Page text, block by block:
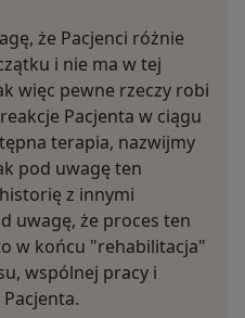
że Pacjenci różnie
i nie ma w tej
więc pewne rzeczy robi
Pacjenta w ciągu
terapia, nazwijmy
pod uwagę ten
z innymi
uwagę, że proces ten
w końcu "rehabilitacja"
wspólnej pracy i